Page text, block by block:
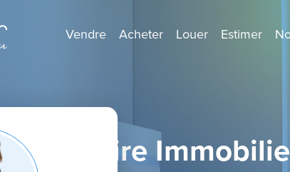
Vendre Acheter Louer Estimer